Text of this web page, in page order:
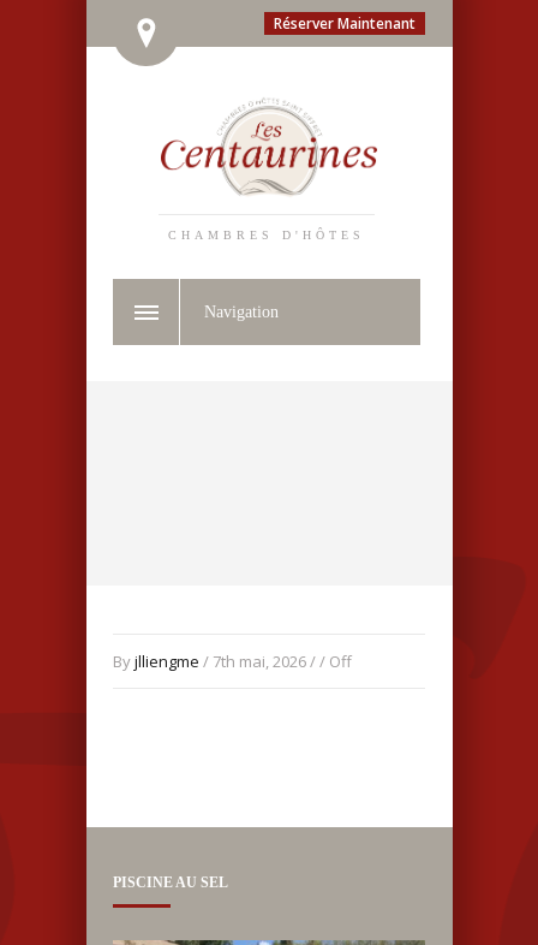
Réserver Maintenant
CHAMBRES D'HÔTES
Navigation
Byjlliengme / 7th mai, 2026 / / Off
PISCINE AU SEL